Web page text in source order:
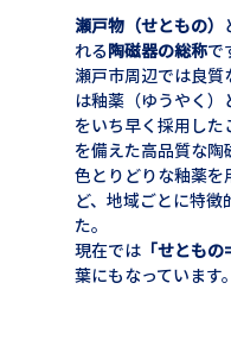
瀬戸物（せともの）
れる陶磁器の総称で
瀬戸市周辺では良質
は釉薬（ゆうやく
をいち早く採用した
を備えた高品質な陶
色とりどりな釉薬を
ど、地域ごとに特
た。
現在では「せともの
葉にもなっています。